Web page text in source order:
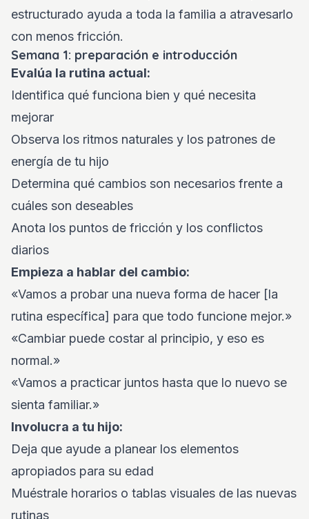
estructurado ayuda a toda la familia a atravesarlo
con menos fricción.
Semana 1: preparación e introducción
Evalúa la rutina actual:
Identifica qué funciona bien y qué necesita
mejorar
Observa los ritmos naturales y los patrones de
energía de tu hijo
Determina qué cambios son necesarios frente a
cuáles son deseables
Anota los puntos de fricción y los conflictos
diarios
Empieza a hablar del cambio:
«Vamos a probar una nueva forma de hacer [la
rutina específica] para que todo funcione mejor.»
«Cambiar puede costar al principio, y eso es
normal.»
«Vamos a practicar juntos hasta que lo nuevo se
sienta familiar.»
Involucra a tu hijo:
Deja que ayude a planear los elementos
apropiados para su edad
Muéstrale horarios o tablas visuales de las nuevas
rutinas